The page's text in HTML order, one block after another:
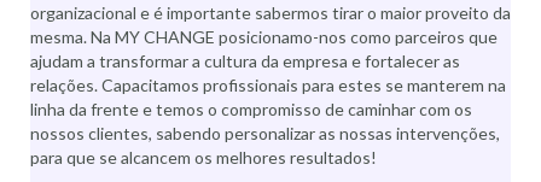
organizacional e é importante sabermos tirar o maior proveito da
mesma. Na MY CHANGE posicionamo-nos como parceiros que
ajudam a transformar a cultura da empresa e fortalecer as
relações. Capacitamos profissionais para estes se manterem na
linha da frente e temos o compromisso de caminhar com os
nossos clientes, sabendo personalizar as nossas intervenções,
para que se alcancem os melhores resultados!